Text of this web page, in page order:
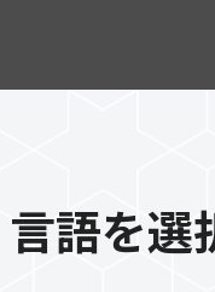
言語を選